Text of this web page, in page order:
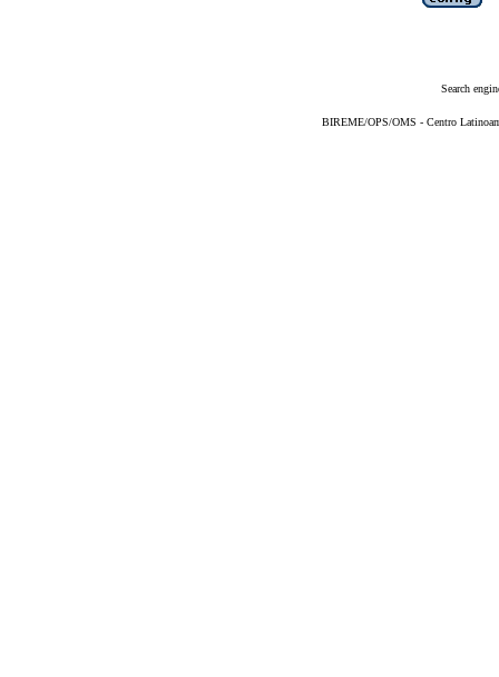
Search
BIREME/OPS/OMS - Centro